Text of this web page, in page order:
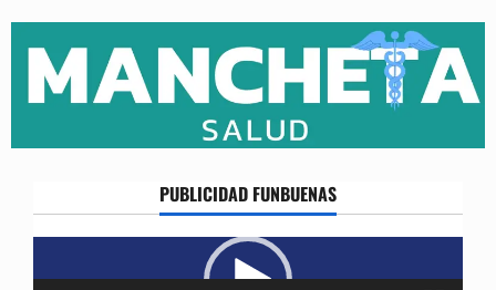
content
PUBLICIDAD FUNBUENAS
Reproductor
de